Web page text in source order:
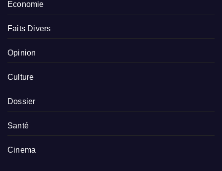
Economie
Faits Divers
Opinion
Culture
Dossier
Santé
Cinema